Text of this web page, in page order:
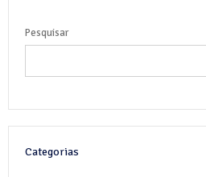
Pesquisar
Categorias